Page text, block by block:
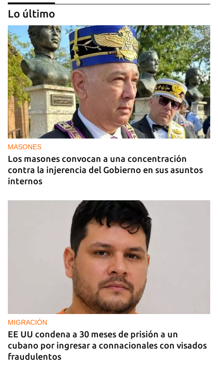
MIAMI
La hija de un diplomático castrista expulsado de
EE UU en 2003 está bajo custodia del ICE
Lo último
MASONES
Los masones convocan a una concentración
contra la injerencia del Gobierno en sus asuntos
internos
MIGRACIÓN
EE UU condena a 30 meses de prisión a un
cubano por ingresar a connacionales con visados
fraudulentos